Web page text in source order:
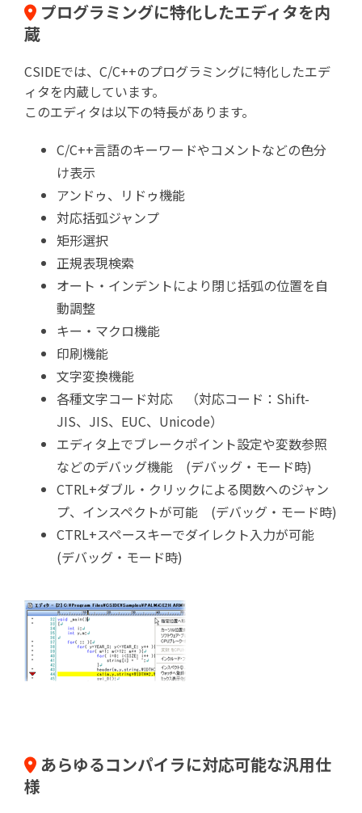
プログラミングに特化したエディタを内
蔵
CSIDEでは、C/C++のプログラミングに特化したエデ
ィタを内蔵しています。
このエディタは以下の特長があります。
C/C++言語のキーワードやコメントなどの色分
け表示
アンドゥ、リドゥ機能
対応括弧ジャンプ
矩形選択
正規表現検索
オート・インデントにより閉じ括弧の位置を自
動調整
キー・マクロ機能
印刷機能
文字変換機能
各種文字コード対応 （対応コード：Shift-
JIS、JIS、EUC、Unicode）
エディタ上でブレークポイント設定や変数参照
などのデバッグ機能 (デバッグ・モード時)
CTRL+ダブル・クリックによる関数へのジャン
プ、インスペクトが可能 (デバッグ・モード時)
CTRL+スペースキーでダイレクト入力が可能
(デバッグ・モード時)
あらゆるコンパイラに対応可能な汎用仕
様